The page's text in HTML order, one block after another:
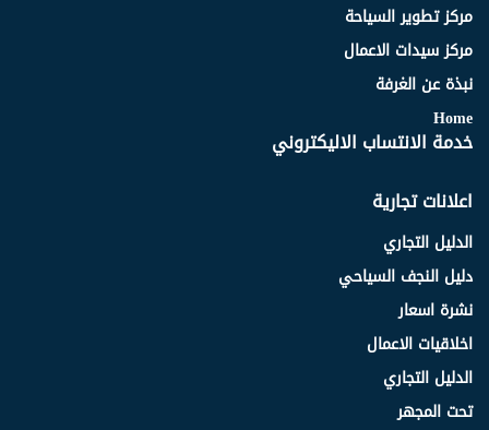
مركز تطوير السياحة
مركز سيدات الاعمال
نبذة عن الغرفة
Home
خدمة الانتساب الاليكتروني
اعلانات تجارية
الدليل التجاري
دليل النجف السياحي
نشرة اسعار
اخلاقيات الاعمال
الدليل التجاري
تحت المجهر